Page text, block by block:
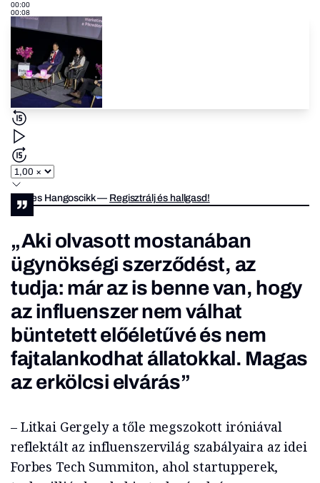
00:00
00:08
Forbes Hangoscikk— Regisztrálj és hallgasd!
„Aki olvasott mostanában
ügynökségi szerződést, az
tudja: már az is benne van, hogy
az influenszer nem válhat
büntetett előéletűvé és nem
fajtalankodhat állatokkal. Magas
az erkölcsi elvárás”
– Litkai Gergely a tőle megszokott iróniával
reflektált az influenszervilág szabályaira az idei
Forbes Tech Summiton, ahol startupperek,